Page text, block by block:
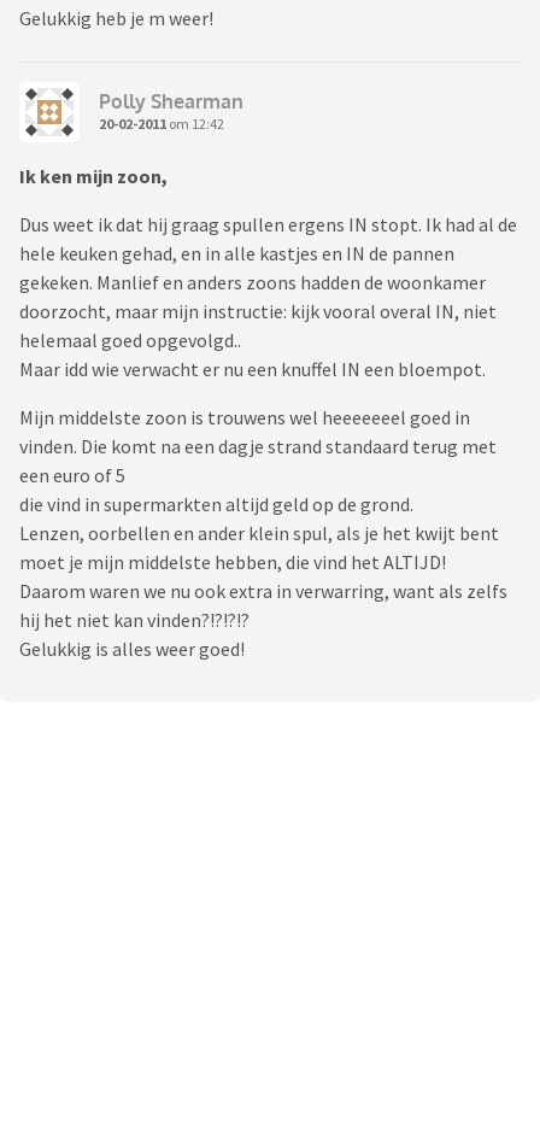
Gelukkig heb je m weer!
Polly Shearman
20-02-2011 om 12:42
Ik ken mijn zoon,
Dus weet ik dat hij graag spullen ergens IN stopt. Ik had al de
hele keuken gehad, en in alle kastjes en IN de pannen
gekeken. Manlief en anders zoons hadden de woonkamer
doorzocht, maar mijn instructie: kijk vooral overal IN, niet
helemaal goed opgevolgd..
Maar idd wie verwacht er nu een knuffel IN een bloempot.
Mijn middelste zoon is trouwens wel heeeeeeel goed in
vinden. Die komt na een dagje strand standaard terug met
een euro of 5
die vind in supermarkten altijd geld op de grond.
Lenzen, oorbellen en ander klein spul, als je het kwijt bent
moet je mijn middelste hebben, die vind het ALTIJD!
Daarom waren we nu ook extra in verwarring, want als zelfs
hij het niet kan vinden?!?!?!?
Gelukkig is alles weer goed!